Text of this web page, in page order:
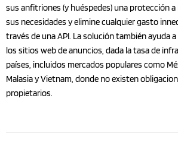
sus anfitriones (y huéspedes) una protección
sus necesidades y elimine cualquier gasto
través de una API. La solución también ayuda
los sitios web de anuncios, dada la tasa de
países, incluidos mercados populares como
Malasia y Vietnam, donde no existen
propietarios.